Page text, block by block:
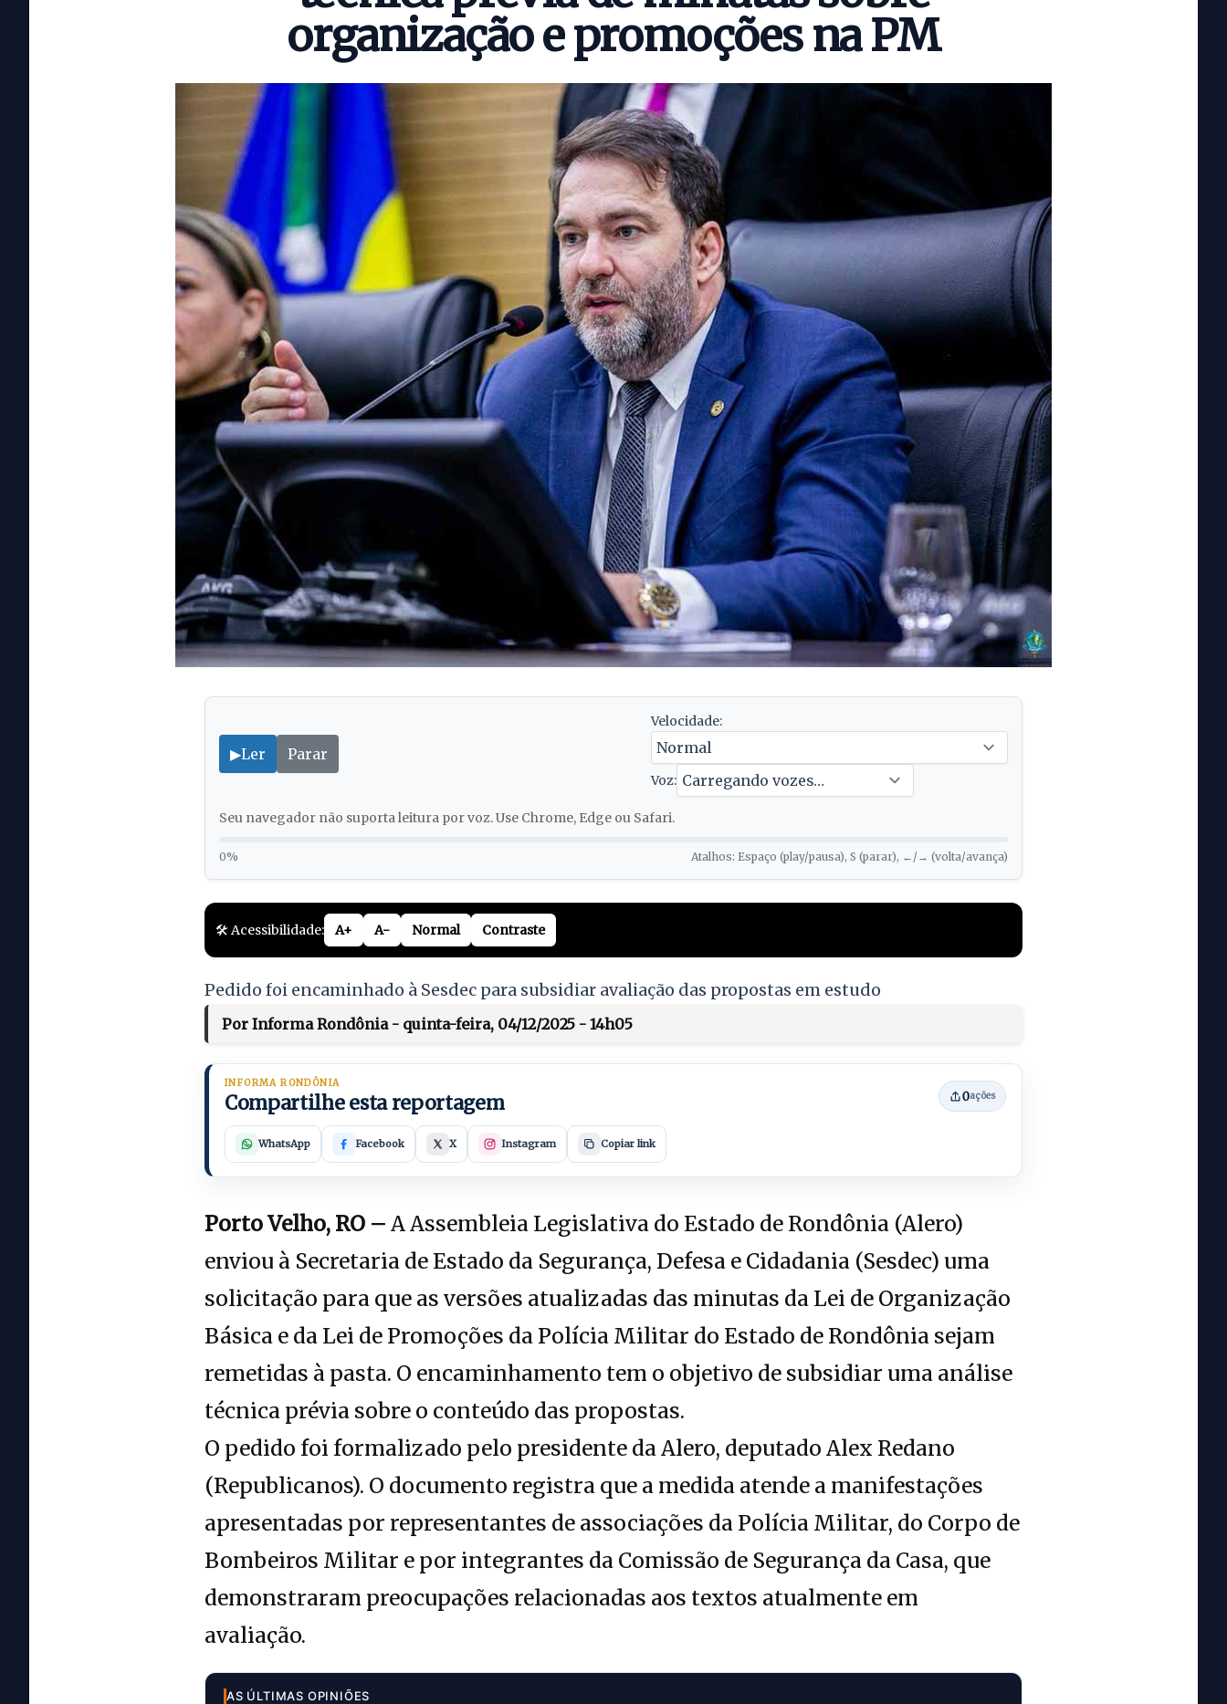
organização e promoções na PM
▶Ler Parar
Velocidade:
Voz:
Seu navegador não suporta leitura por voz. Use Chrome, Edge ou Safari.
0% Atalhos: Espaço (play/pausa), S (parar), ←/→ (volta/avança)
🛠️ Acessibilidade: A+ A- Normal Contraste
Pedido foi encaminhado à Sesdec para subsidiar avaliação das propostas em estudo
Por Informa Rondônia - quinta-feira, 04/12/2025 - 14h05
INFORMA RONDÔNIA
Compartilhe esta reportagem 0ações
WhatsApp Facebook X Instagram Copiar link
Porto Velho, RO – A Assembleia Legislativa do Estado de Rondônia (Alero)
enviou à Secretaria de Estado da Segurança, Defesa e Cidadania (Sesdec) uma
solicitação para que as versões atualizadas das minutas da Lei de Organização
Básica e da Lei de Promoções da Polícia Militar do Estado de Rondônia sejam
remetidas à pasta. O encaminhamento tem o objetivo de subsidiar uma análise
técnica prévia sobre o conteúdo das propostas.
O pedido foi formalizado pelo presidente da Alero, deputado Alex Redano
(Republicanos). O documento registra que a medida atende a manifestações
apresentadas por representantes de associações da Polícia Militar, do Corpo de
Bombeiros Militar e por integrantes da Comissão de Segurança da Casa, que
demonstraram preocupações relacionadas aos textos atualmente em
avaliação.
AS ÚLTIMAS OPINIÕES